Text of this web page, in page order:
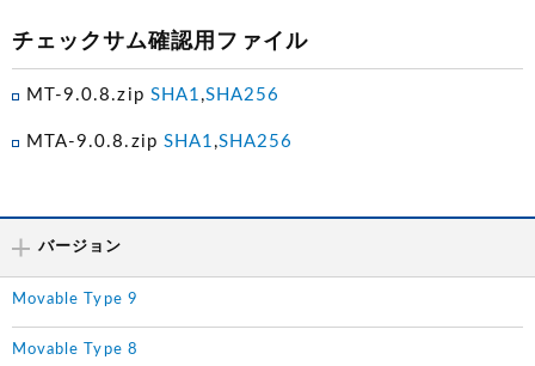
チェックサム確認用ファイル
MT-9.0.8.zip SHA1 ,SHA256
MTA-9.0.8.zip SHA1 ,SHA256
バージョン
Movable Type 9
Movable Type 8